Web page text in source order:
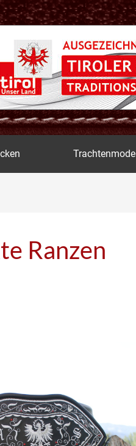
Trachtenmode
Ranzen